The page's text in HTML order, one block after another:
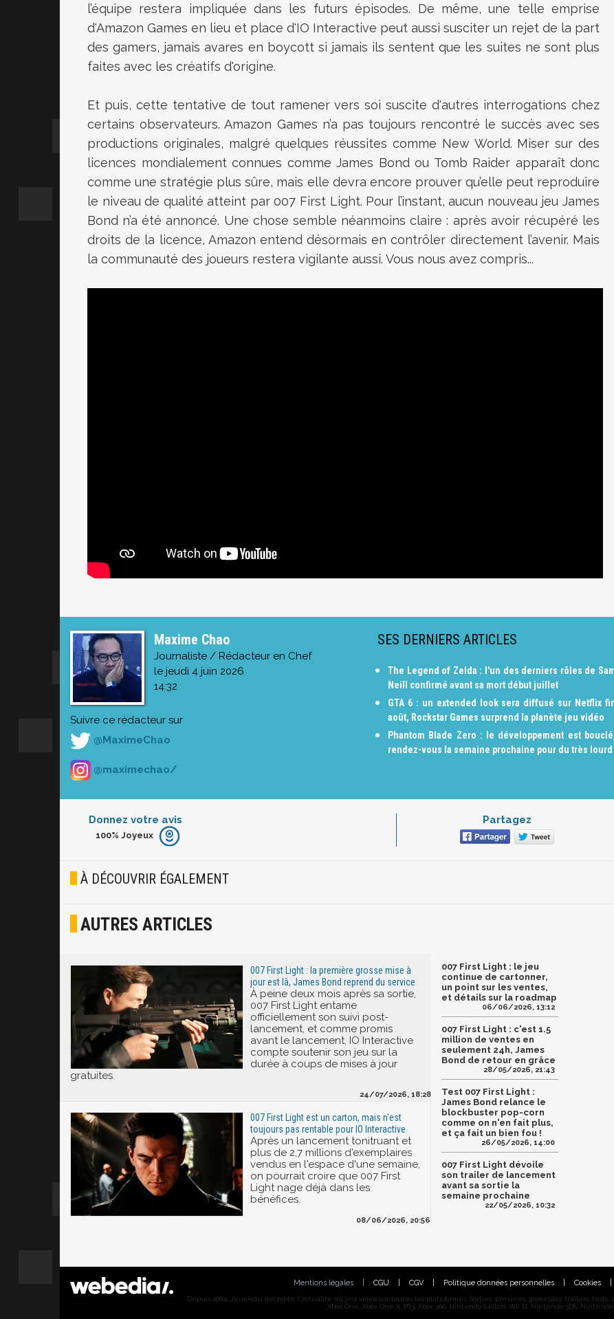
l’équipe restera impliquée dans les futurs épisodes. De même, une telle emprise
d'Amazon Games en lieu et place d'IO Interactive peut aussi susciter un rejet de la part
des gamers, jamais avares en boycott si jamais ils sentent que les suites ne sont plus
faites avec les créatifs d'origine.
Et puis, cette tentative de tout ramener vers soi suscite d'autres interrogations chez
certains observateurs. Amazon Games n’a pas toujours rencontré le succès avec ses
productions originales, malgré quelques réussites comme New World. Miser sur des
licences mondialement connues comme James Bond ou Tomb Raider apparaît donc
comme une stratégie plus sûre, mais elle devra encore prouver qu’elle peut reproduire
le niveau de qualité atteint par 007 First Light. Pour l’instant, aucun nouveau jeu James
Bond n’a été annoncé. Une chose semble néanmoins claire : après avoir récupéré les
droits de la licence, Amazon entend désormais en contrôler directement l’avenir. Mais
la communauté des joueurs restera vigilante aussi. Vous nous avez compris...
Maxime Chao
Journaliste / Rédacteur en Chef
le jeudi 4 juin 2026
14:32
Suivre ce rédacteur sur
@MaximeChao
@maximechao/
SES DERNIERS ARTICLES
The Legend of Zelda : l'un des derniers rôles de
Neill confirmé avant sa mort début juillet
GTA 6 : un extended look sera diffusé sur Netflix
août, Rockstar Games surprend la planète jeu vidéo
Phantom Blade Zero : le développement est
rendez-vous la semaine prochaine pour du très lourd
Donnez votre avis
Furieux
Joyeux
100% Joyeux
Partagez
À DÉCOUVRIR ÉGALEMENT
AUTRES ARTICLES
007 First Light : la première grosse mise à
jour est là, James Bond reprend du service
À peine deux mois après sa sortie,
007 First Light entame
officiellement son suivi post-
lancement, et comme promis
avant le lancement, IO Interactive
compte soutenir son jeu sur la
durée à coups de mises à jour
gratuites.
24/07/2026, 18:28
007 First Light est un carton, mais n'est
toujours pas rentable pour IO Interactive
Après un lancement tonitruant et
plus de 2,7 millions d'exemplaires
vendus en l'espace d'une semaine,
on pourrait croire que 007 First
Light nage déjà dans les
bénéfices.
08/06/2026, 20:56
007 First Light : le jeu
continue de cartonner,
un point sur les ventes,
et détails sur la roadmap
06/06/2026, 13:12
007 First Light : c'est 1.5
million de ventes en
seulement 24h, James
Bond de retour en grâce
28/05/2026, 21:43
Test 007 First Light :
James Bond relance le
blockbuster pop-corn
comme on n'en fait plus,
et ça fait un bien fou !
26/05/2026, 14:00
007 First Light dévoile
son trailer de lancement
avant sa sortie la
semaine prochaine
22/05/2026, 10:32
Mentions légales CGU CGV Politique données personnelles Cookies
Depuis 2004, JeuxActu décrypte l'actualité du jeu vidéo sur toutes les plateformes. Sorties, previews, gameplay, trailers, tests,
Xbox One, Xbox One X, PS3, Xbox 360, Nintendo Switch, Wii U, Nintendo 3DS, Nintendo